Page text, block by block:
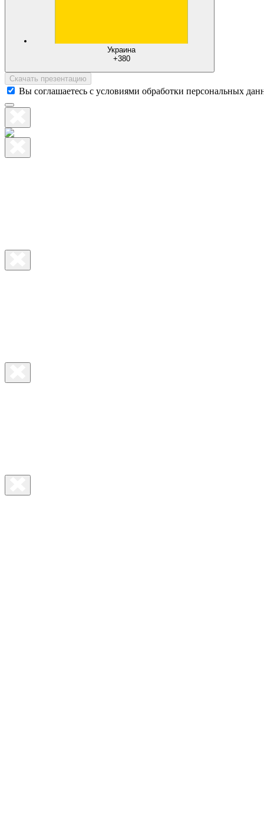
Украина
+380
Скачать презентацию
Вы соглашаетесь с условиями обработки персональных